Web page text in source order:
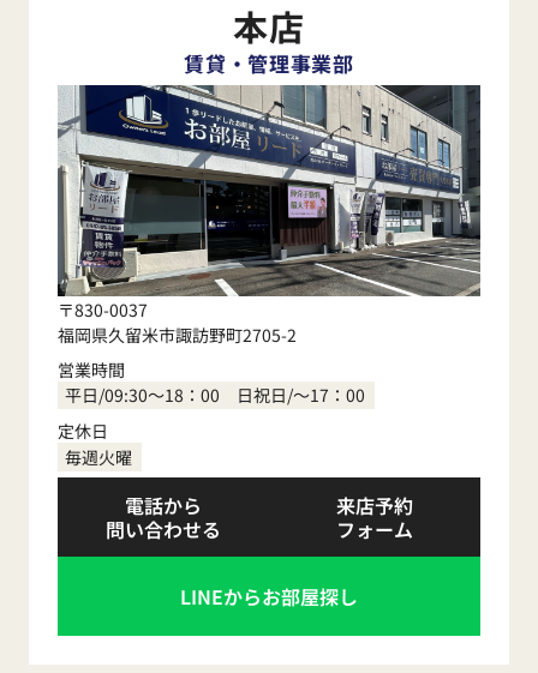
本店
賃貸・管理事業部
〒830-0037
福岡県久留米市諏訪野町2705-2
営業時間
平日/09:30～18：00 日祝日/～17：00
定休日
毎週火曜
電話から
問い合わせる
来店予約
フォーム
LINEからお部屋探し